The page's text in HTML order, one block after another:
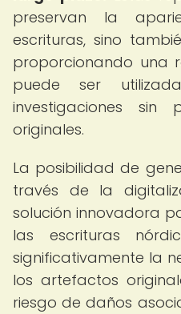
preservan la
escrituras, sino
proporcionando una
puede ser
investigaciones
originales.
La posibilidad de
través de la
solución innovadora
las escrituras
significativamente la
los artefactos
riesgo de daños